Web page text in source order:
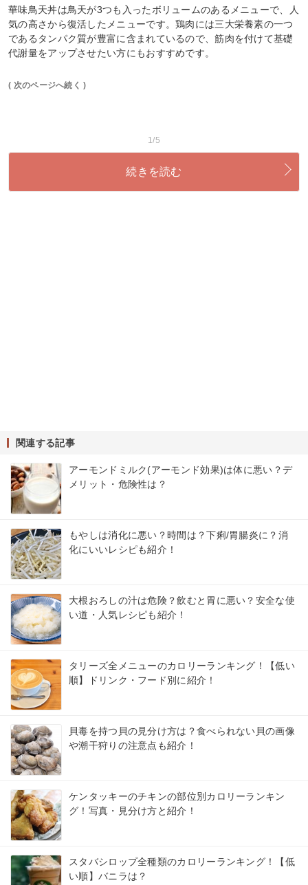
華味鳥天丼は鳥天が3つも入ったボリュームのあるメニューで、人
気の高さから復活したメニューです。鶏肉には三大栄養素の一つ
であるタンパク質が豊富に含まれているので、筋肉を付けて基礎
代謝量をアップさせたい方にもおすすめです。
( 次のページへ続く )
1/5
続きを読む
関連する記事
アーモンドミルク(アーモンド効果)は体に悪い？デ
メリット・危険性は？
もやしは消化に悪い？時間は？下痢/胃腸炎に？消
化にいいレシピも紹介！
大根おろしの汁は危険？飲むと胃に悪い？安全な使
い道・人気レシピも紹介！
タリーズ全メニューのカロリーランキング！【低い
順】ドリンク・フード別に紹介！
貝毒を持つ貝の見分け方は？食べられない貝の画像
や潮干狩りの注意点も紹介！
ケンタッキーのチキンの部位別カロリーランキン
グ！写真・見分け方と紹介！
スタバシロップ全種類のカロリーランキング！【低
い順】バニラは？